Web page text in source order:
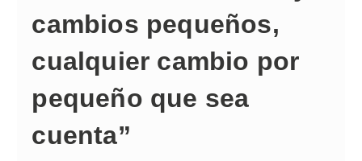
cambios pequeños,
cualquier cambio por
pequeño que sea
cuenta”